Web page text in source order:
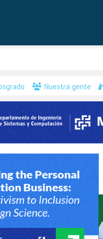
Nuestra gente